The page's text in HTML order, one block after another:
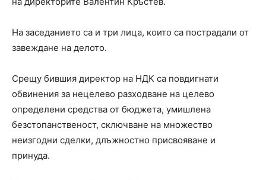
На заседанието са и три лица, които са пострадали от
завеждане на делото.
Срещу бившия директор на НДК са повдигнати
обвинения за нецелево разходване на целево
определени средства от бюджета, умишлена
безстопанственост, сключване на множество
неизгодни сделки, длъжностно присвояване и
принуда.